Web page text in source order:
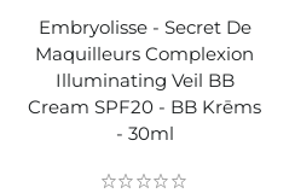
Embryolisse - Secret De
Maquilleurs Complexion
Illuminating Veil BB
Cream SPF20 - BB Krēms
- 30ml